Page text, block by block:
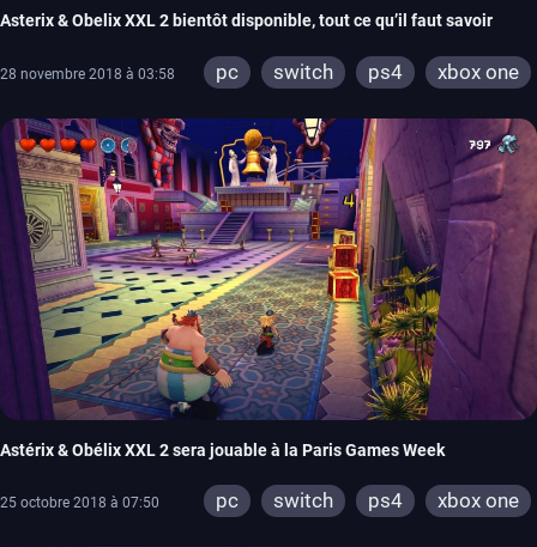
Asterix & Obelix XXL 2 bientôt disponible, tout ce qu’il faut savoir
28 novembre 2018 à 03:58 pc switch ps4 xbox one
Astérix & Obélix XXL 2 sera jouable à la Paris Games Week
25 octobre 2018 à 07:50 pc switch ps4 xbox one